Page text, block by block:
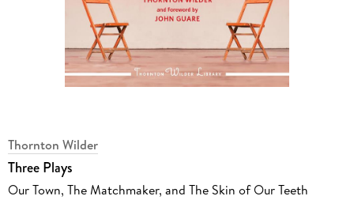
Thornton Wilder
Three Plays
Our Town, The Matchmaker, and The Skin of Our Teeth